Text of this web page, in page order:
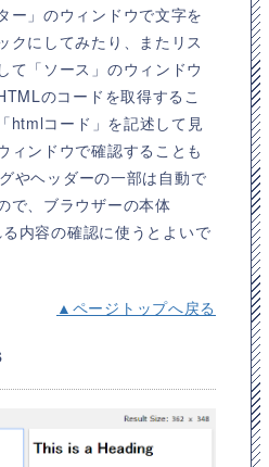
ー」のウィンドウで文字を
クにしてみたり、またリス
て「ソース」のウィンドウ
のコードを取得するこ
htmlコード」を記述して見
ィンドウで確認することも
やヘッダーの一部は自動で
で、ブラウザーの本体
内容の確認に使うとよいで
▲ページトップへ戻る